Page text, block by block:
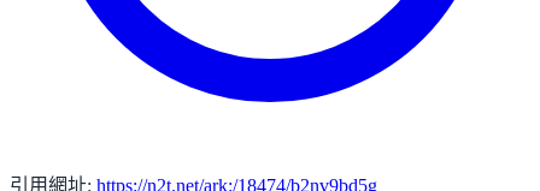
引用網址: https://n2t.net/ark:/18474/b2nv9bd5g